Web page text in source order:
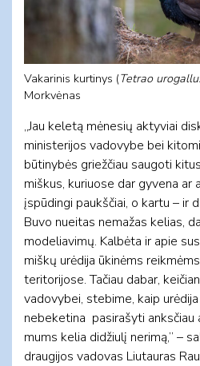
Vakarinis kurtinys (Tetrao
Morkvėnas
„Jau keletą mėnesių aktyviai
ministerijos vadovybe bei
būtinybės griežčiau saugoti
miškus, kuriuose dar gyvena
įspūdingi paukščiai, o kartu – ir
Buvo nueitas nemažas kelias,
modeliavimų. Kalbėta ir apie
miškų urėdija ūkinėms
teritorijose. Tačiau dabar,
vadovybei, stebime, kaip
nebeketina pasirašyti anksčiau
mums kelia didžiulį nerimą,” –
draugijos vadovas Liutauras